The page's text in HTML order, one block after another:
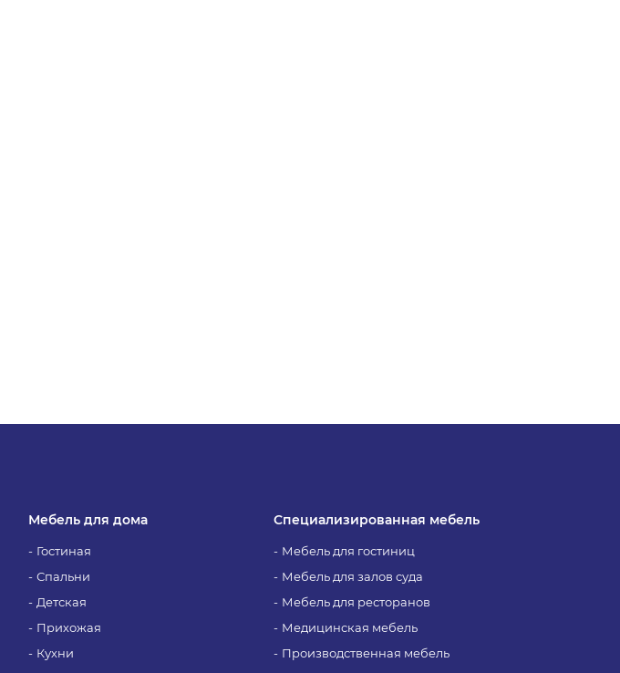
Мебель для дома
Гостиная
Спальни
Детская
Прихожая
Кухни
Специализированная мебель
Мебель для гостиниц
Мебель для залов суда
Мебель для ресторанов
Медицинская мебель
Производственная мебель